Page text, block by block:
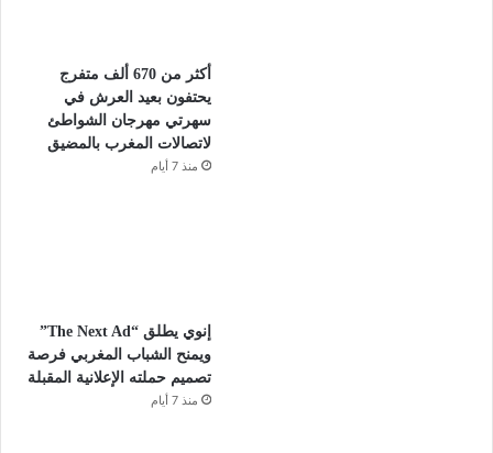
أكثر من 670 ألف متفرج
يحتفون بعيد العرش في
سهرتي مهرجان الشواطئ
لاتصالات المغرب بالمضيق
منذ 7 أيام
إنوي يطلق “The Next Ad”
ويمنح الشباب المغربي فرصة
تصميم حملته الإعلانية المقبلة
منذ 7 أيام